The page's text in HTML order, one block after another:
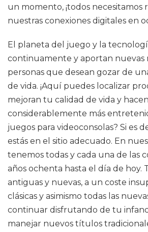
un momento, ¡todos necesitamos
nuestras conexiones digitales en
El planeta del juego y la
continuamente y aportan nuevas
personas que desean gozar de
de vida. ¡Aquí puedes localizar
mejoran tu calidad de vida y
considerablemente más
juegos para videoconsolas? Si es
estás en el sitio adecuado. En
tenemos todas y cada una de las
años ochenta hasta el día de hoy.
antiguas y nuevas, a un coste
clásicas y asimismo todas las
continuar disfrutando de tu
manejar nuevos títulos